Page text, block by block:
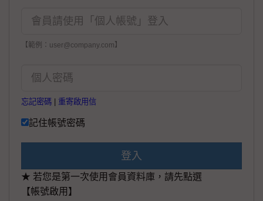
【範例：user@company.com】
忘記密碼 重寄啟用信
記住帳號密碼
登入
★ 若您是第一次使用會員資料庫，請先點選
【帳號啟用】